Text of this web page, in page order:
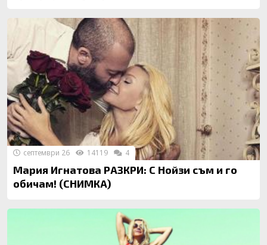
Мария Игнатова РАЗКРИ: С Нойзи съм и го
обичам! (СНИМКА)
септември 26 14119 4